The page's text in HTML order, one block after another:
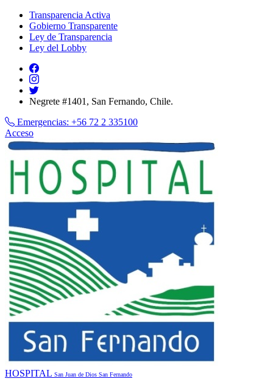
Transparencia Activa
Gobierno Transparente
Ley de Transparencia
Ley del Lobby
Negrete #1401, San Fernando, Chile.
Emergencias: +56 72 2 335100
Acceso
HOSPITAL San Juan de Dios San Fernando